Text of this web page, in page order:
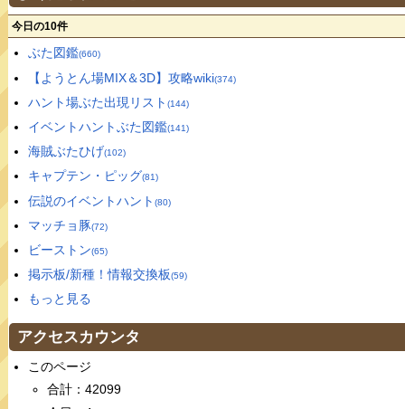
今日の10件
ぶた図鑑(660)
【ようとん場MIX＆3D】攻略wiki(374)
ハント場ぶた出現リスト (144)
イベントハントぶた図鑑(141)
海賊ぶたひげ(102)
キャプテン・ピッグ(81)
伝説のイベントハント (80)
マッチョ豚(72)
ビーストン(65)
掲示板/新種！情報交換板(59)
もっと見る
アクセスカウンタ
このページ
合計：42099